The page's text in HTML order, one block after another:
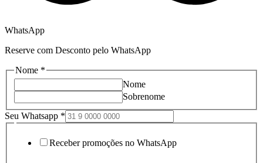
WhatsApp
Reserve com Desconto pelo WhatsApp
Nome *
Nome
Sobrenome
Seu Whatsapp *
Whatsapp
Receber promoções no WhatsApp